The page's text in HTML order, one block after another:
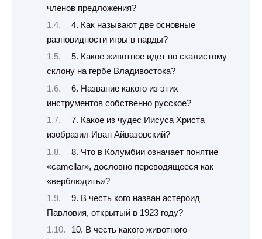
членов предложения?
4. Как называют две основные
разновидности игры в нарды?
5. Какое животное идет по скалистому
склону на гербе Владивостока?
6. Название какого из этих
инструментов собственно русское?
7. Какое из чудес Иисуса Христа
изобразил Иван Айвазовский?
8. Что в Колумбии означает понятие
«camellar», дословно переводящееся как
«верблюдить»?
9. В честь кого назван астероид
Павловия, открытый в 1923 году?
10. В честь какого животного